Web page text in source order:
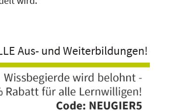
Aus- und Weiterbildungen!